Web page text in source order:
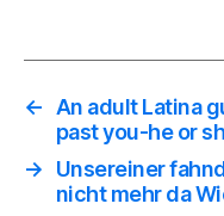
← An adult Latina
past you-he or
→
Unsereiner
nicht mehr da